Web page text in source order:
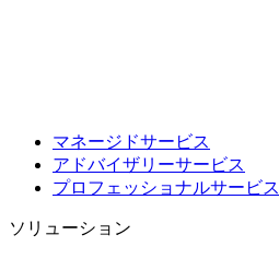
マネージドサービス
アドバイザリーサービス
プロフェッショナルサービス
ソリューション